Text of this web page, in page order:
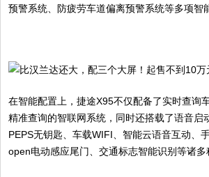
预警系统、防疲劳车道偏离预警系统等多项智
在智能配置上，捷途X95不仅配备了实时查询
精准查询的智联网系统，同时还搭载了语音启
PEPS无钥匙、车载WIFI、智能云语音互动、
open电动感应尾门、交通标志智能识别等诸多